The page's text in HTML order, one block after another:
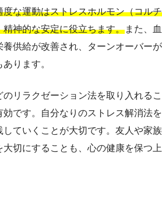
度な運動はストレスホルモン（コルチ
神的な安定に役立ちます。また、血
供給が改善され、ターンオーバーが
ります。
リラクゼーション法を取り入れるこ
効です。自分なりのストレス解消法を
していくことが大切です。友人や家族
大切にすることも、心の健康を保つ上